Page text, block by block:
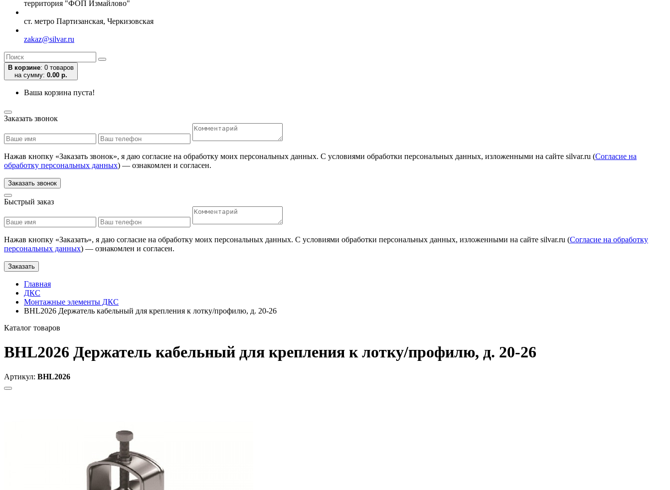
территория "ФОП Измайлово"
ст. метро Партизанская, Черкизовская
zakaz@silvar.ru
В корзине: 0 товаров
на сумму: 0.00 р.
Ваша корзина пуста!
Заказать звонок
Нажав кнопку «Заказать звонок», я даю согласие на обработку моих персональных данных. С условиями обработки персональных данных, изложенными на сайте silvar.ru (Согласие на
обработку персональных данных) — ознакомлен и согласен.
Заказать звонок
Быстрый заказ
Нажав кнопку «Заказать», я даю согласие на обработку моих персональных данных. С условиями обработки персональных данных, изложенными на сайте silvar.ru (Согласие на обработку
персональных данных) — ознакомлен и согласен.
Заказать
Главная
ДКС
Монтажные элементы ДКС
BHL2026 Держатель кабельный для крепления к лотку/профилю, д. 20-26
Каталог товаров
BHL2026 Держатель кабельный для крепления к лотку/профилю, д. 20-26
Артикул: BHL2026